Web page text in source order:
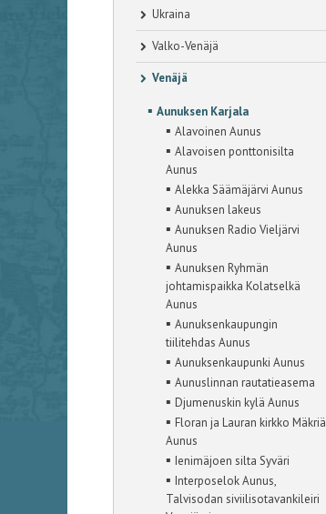
Ukraina
Valko-Venäjä
Venäjä
▪Aunuksen Karjala
▪ Alavoinen Aunus
▪ Alavoisen ponttonisilta
Aunus
▪ Alekka Säämäjärvi Aunus
▪ Aunuksen lakeus
▪ Aunuksen Radio Vieljärvi
Aunus
▪ Aunuksen Ryhmän
johtamispaikka Kolatselkä
Aunus
▪ Aunuksenkaupungin
tiilitehdas Aunus
▪ Aunuksenkaupunki Aunus
▪ Aunuslinnan rautatieasema
▪ Djumenuskin kylä Aunus
▪ Floran ja Lauran kirkko Mäkriä
Aunus
▪ Ienimäjoen silta Syväri
▪ Interposelok Aunus,
Talvisodan siviilisotavankileiri